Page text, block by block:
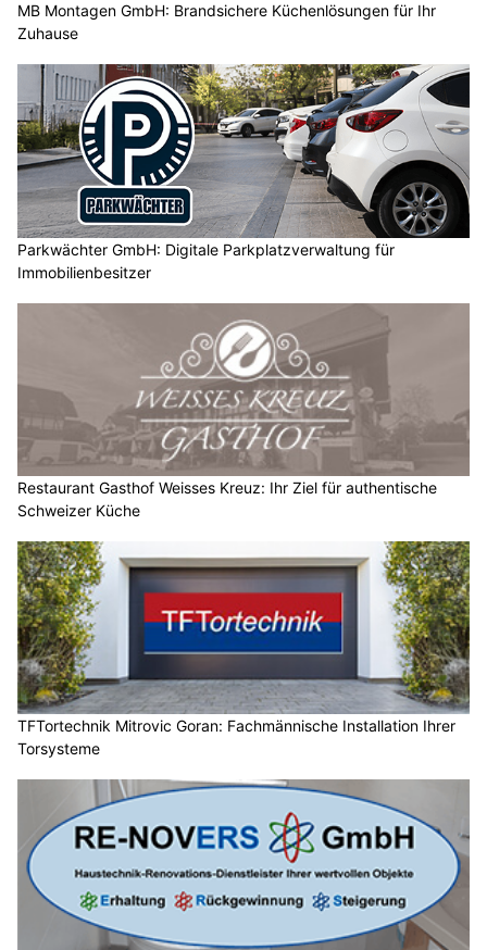
MB Montagen GmbH: Brandsichere Küchenlösungen für Ihr
Zuhause
Parkwächter GmbH: Digitale Parkplatzverwaltung für
Immobilienbesitzer
Restaurant Gasthof Weisses Kreuz: Ihr Ziel für authentische
Schweizer Küche
TFTortechnik Mitrovic Goran: Fachmännische Installation Ihrer
Torsysteme